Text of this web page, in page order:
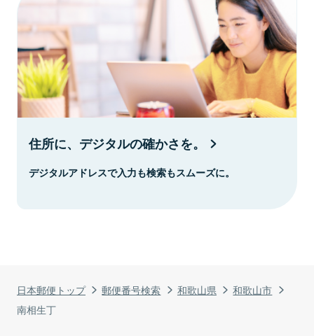
日本郵便トップ 郵便番号検索 和歌山県
和歌山市
南相生丁
住所に、デジタルの確かさを。
デジタルアドレスで入力も検索もスムーズに。